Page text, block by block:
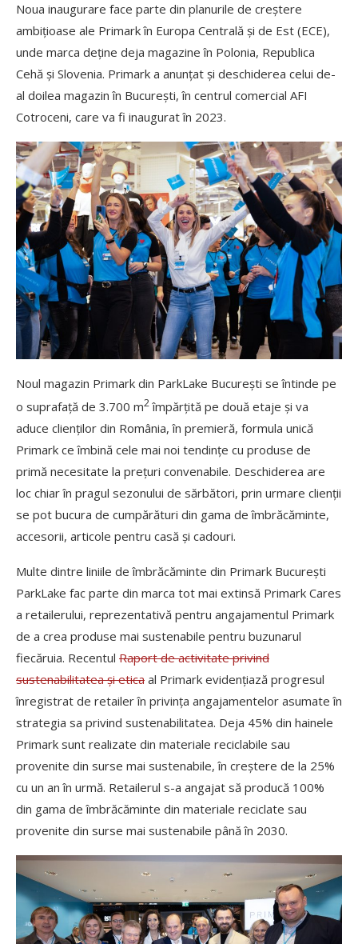
Noua inaugurare face parte din planurile de creștere
ambițioase ale Primark în Europa Centrală și de Est (ECE),
unde marca deține deja magazine în Polonia, Republica
Cehă și Slovenia. Primark a anunțat și deschiderea celui de-
al doilea magazin în București, în centrul comercial AFI
Cotroceni, care va fi inaugurat în 2023.
Noul magazin Primark din ParkLake București se întinde pe
o suprafață de 3.700 m2împărțită pe două etaje și va
aduce clienților din România, în premieră, formula unică
Primark ce îmbină cele mai noi tendințe cu produse de
primă necesitate la prețuri convenabile. Deschiderea are
loc chiar în pragul sezonului de sărbători, prin urmare clienții
se pot bucura de cumpărături din gama de îmbrăcăminte,
accesorii, articole pentru casă și cadouri.
Multe dintre liniile de îmbrăcăminte din Primark București
ParkLake fac parte din marca tot mai extinsă Primark Cares
a retailerului, reprezentativă pentru angajamentul Primark
de a crea produse mai sustenabile pentru buzunarul
fiecăruia. Recentul Raport de activitate privind
sustenabilitatea și etica al Primark evidențiază progresul
înregistrat de retailer în privința angajamentelor asumate în
strategia sa privind sustenabilitatea. Deja 45% din hainele
Primark sunt realizate din materiale reciclabile sau
provenite din surse mai sustenabile, în creștere de la 25%
cu un an în urmă. Retailerul s-a angajat să producă 100%
din gama de îmbrăcăminte din materiale reciclate sau
provenite din surse mai sustenabile până în 2030.